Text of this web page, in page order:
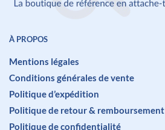
À PROPOS
Mentions légales
Conditions générales de vente
Politique d’expédition
Politique de retour & remboursement
Politique de confidentialité